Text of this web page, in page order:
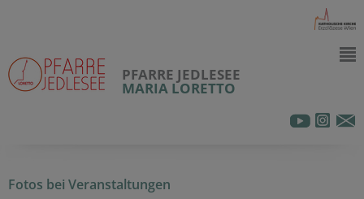
PFARRE JEDLESEE
MARIA LORETTO
Fotos bei Veranstaltungen